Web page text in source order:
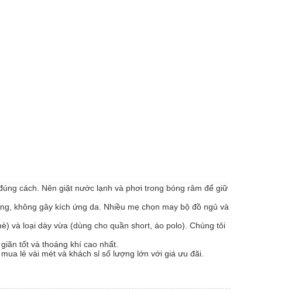
cách. Nên giặt nước lạnh và phơi trong bóng râm để giữ
không gây kích ứng da. Nhiều mẹ chọn may bộ đồ ngủ và
và loại dày vừa (dùng cho quần short, áo polo). Chúng tôi
tốt và thoáng khí cao nhất.
lẻ vài mét và khách sỉ số lượng lớn với giá ưu đãi.